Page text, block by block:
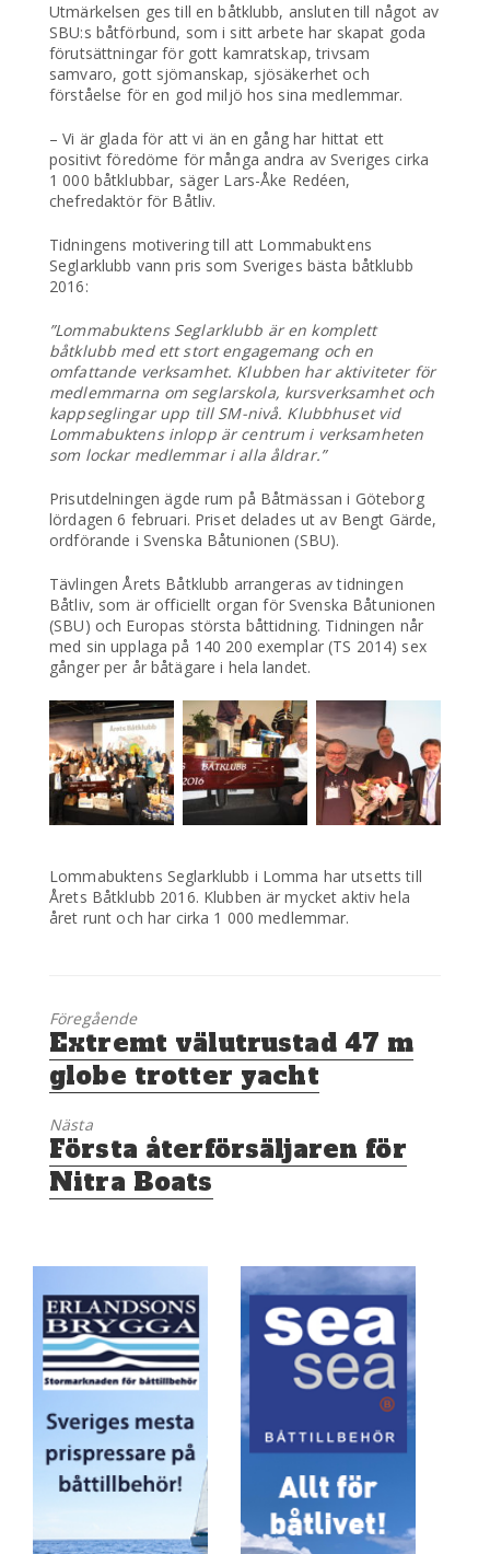
Utmärkelsen ges till en båtklubb, ansluten till något av
SBU:s båtförbund, som i sitt arbete har skapat goda
förutsättningar för gott kamratskap, trivsam
samvaro, gott sjömanskap, sjösäkerhet och
förståelse för en god miljö hos sina medlemmar.
– Vi är glada för att vi än en gång har hittat ett
positivt föredöme för många andra av Sveriges cirka
1 000 båtklubbar, säger Lars-Åke Redéen,
chefredaktör för Båtliv.
Tidningens motivering till att Lommabuktens
Seglarklubb vann pris som Sveriges bästa båtklubb
2016:
”Lommabuktens Seglarklubb är en komplett
båtklubb med ett stort engagemang och en
omfattande verksamhet. Klubben har aktiviteter för
medlemmarna om seglarskola, kursverksamhet och
kappseglingar upp till SM-nivå. Klubbhuset vid
Lommabuktens inlopp är centrum i verksamheten
som lockar medlemmar i alla åldrar.”
Prisutdelningen ägde rum på Båtmässan i Göteborg
lördagen 6 februari. Priset delades ut av Bengt Gärde,
ordförande i Svenska Båtunionen (SBU).
Tävlingen Årets Båtklubb arrangeras av tidningen
Båtliv, som är officiellt organ för Svenska Båtunionen
(SBU) och Europas största båttidning. Tidningen når
med sin upplaga på 140 200 exemplar (TS 2014) sex
gånger per år båtägare i hela landet.
Lommabuktens Seglarklubb i Lomma har utsetts till
Årets Båtklubb 2016. Klubben är mycket aktiv hela
året runt och har cirka 1 000 medlemmar.
Föregående
Föregående
inlägg:
Extremt välutrustad 47 m
globe trotter yacht
Nästa
Nästa
inlägg:
Första återförsäljaren för
Nitra Boats